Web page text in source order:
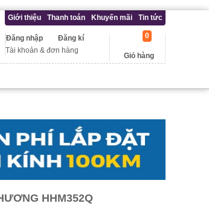
Giới thiệu Thanh toán Khuyến mãi Tin tức
Đăng kí
Đăng nhập
Tài khoản & đơn hàng
Giỏ hàng
0
HHM352Q